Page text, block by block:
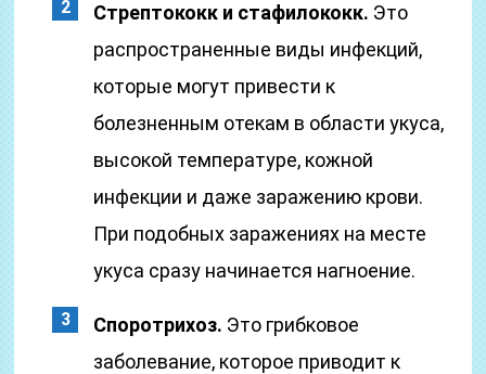
Стрептококк и стафилококк. Это
распространенные виды инфекций,
которые могут привести к
болезненным отекам в области укуса,
высокой температуре, кожной
инфекции и даже заражению крови.
При подобных заражениях на месте
укуса сразу начинается нагноение.
Споротрихоз. Это грибковое
заболевание, которое приводит к